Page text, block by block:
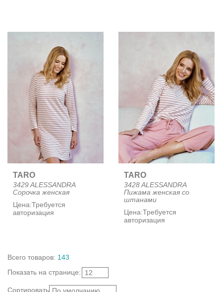
TARO
3429 ALESSANDRA
Сорочка женская
Цена:Требуется
авторизация
TARO
3428 ALESSANDRA
Пижама женская со
штанами
Цена:Требуется
авторизация
Всего товаров: 143
Показать на странице: 12
Сортировать: